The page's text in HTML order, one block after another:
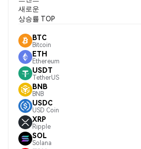
새로운
상승률 TOP
BTC
Bitcoin
ETH
Ethereum
USDT
TetherUS
BNB
BNB
USDC
USD Coin
XRP
Ripple
SOL
Solana